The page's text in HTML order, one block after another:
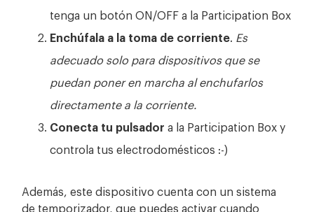
tenga un botón ON/OFF a la Participation Box
Enchúfala a la toma de corriente. Es
adecuado solo para dispositivos que se
puedan poner en marcha al enchufarlos
directamente a la corriente.
Conecta tu pulsador a la Participation Box y
controla tus electrodomésticos :-)
Además, este dispositivo cuenta con un sistema
de temporizador, que puedes activar cuando